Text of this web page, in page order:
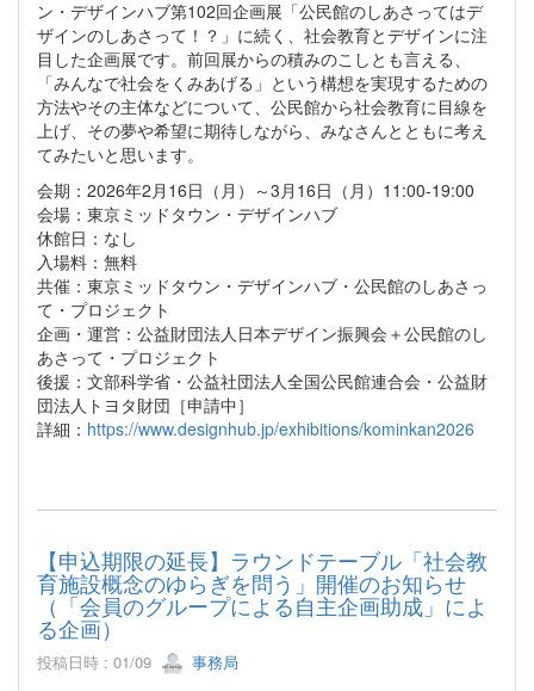
ン・デザインハブ第102回企画展「公民館のしあさってはデ
ザインのしあさって！？」に続く、社会教育とデザインに注
目した企画展です。前回展からの積みのこしとも言える、
「みんなで社会をくみあげる」という構想を実現するための
方法やその主体などについて、公民館から社会教育に目線を
上げ、その夢や希望に期待しながら、みなさんとともに考え
てみたいと思います。
会期：2026年2月16日（月）～3月16日（月）11:00-19:00
会場：東京ミッドタウン・デザインハブ
休館日：なし
入場料：無料
共催：東京ミッドタウン・デザインハブ・公民館のしあさっ
て・プロジェクト
企画・運営：公益財団法人日本デザイン振興会＋公民館のし
あさって・プロジェクト
後援：文部科学省・公益社団法人全国公民館連合会・公益財
団法人トヨタ財団［申請中］
詳細： https://www.designhub.jp/exhibitions/kominkan2026
【申込期限の延長】ラウンドテーブル「社会教
育施設概念のゆらぎを問う」開催のお知らせ
（「会員のグループによる自主企画助成」によ
る企画）
投稿日時 : 01/09 事務局